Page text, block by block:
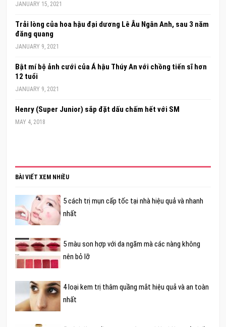
JANUARY 15, 2021
Trải lòng của hoa hậu đại dương Lê Âu Ngân Anh, sau 3 năm
đăng quang
JANUARY 9, 2021
Bật mí bộ ảnh cưới của Á hậu Thúy An với chồng tiến sĩ hơn
12 tuổi
JANUARY 9, 2021
Henry (Super Junior) sắp đặt dấu chấm hết với SM
MAY 4, 2018
BÀI VIẾT XEM NHIỀU
5 cách trị mụn cấp tốc tại nhà hiệu quả và nhanh
nhất
5 màu son hợp với da ngăm mà các nàng không
nên bỏ lỡ
4 loại kem trị thâm quầng mắt hiệu quả và an toàn
nhất